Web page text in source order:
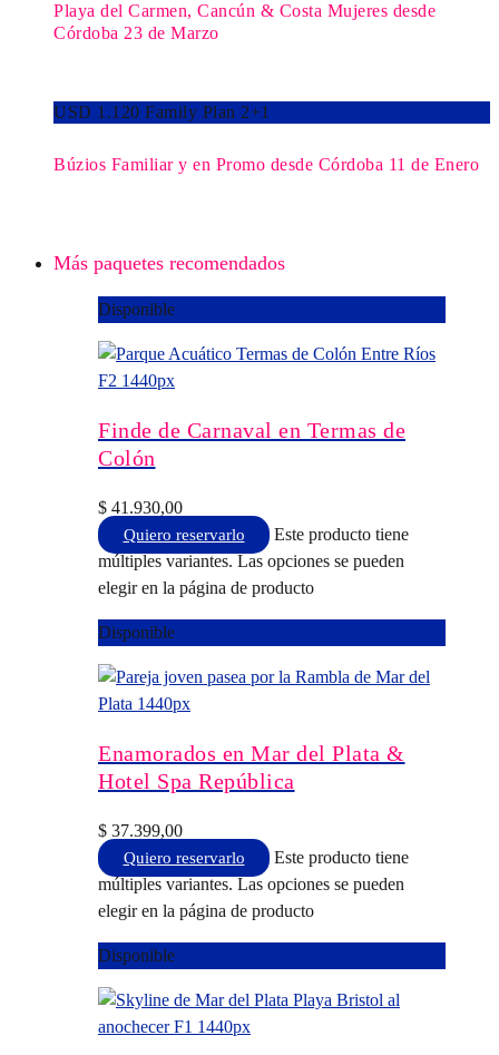
Playa del Carmen, Cancún & Costa Mujeres desde
Córdoba 23 de Marzo
USD 1.120 Family Plan 2+1
Búzios Familiar y en Promo desde Córdoba 11 de Enero
Más paquetes recomendados
Disponible
Finde de Carnaval en Termas de
Colón
$ 41.930,00
Quiero reservarlo
Este producto tiene
múltiples variantes. Las opciones se pueden
elegir en la página de producto
Disponible
Enamorados en Mar del Plata &
Hotel Spa República
$ 37.399,00
Quiero reservarlo
Este producto tiene
múltiples variantes. Las opciones se pueden
elegir en la página de producto
Disponible